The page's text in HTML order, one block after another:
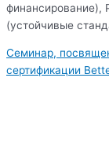
финансирование),
(устойчивые
Семинар,
сертификации